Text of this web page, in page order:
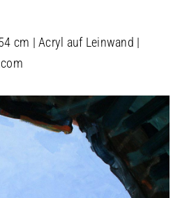
cm | Acryl auf Leinwand |